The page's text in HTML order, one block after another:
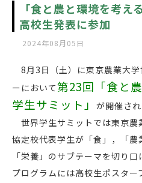
「食と農と環境を考え
高校生発表に参加
2024年08月05日
8月3日（土）に東京農業大
ーにおいて第23回「食と
学生サミット」
が開催され
世界学生サミットでは東京農
協定校代表学生が「食」，「農
「栄養」のサブテーマを切り口
プログラムには高校生ポスター